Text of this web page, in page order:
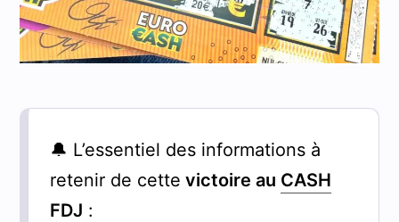
🔔 L’essentiel des informations à
retenir de cette victoire au CASH
FDJ :